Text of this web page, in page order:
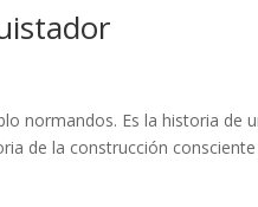
normandos. Es la historia de
de la construcción